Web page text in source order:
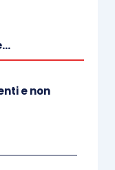
).
i
riportata in
fattura per
e non